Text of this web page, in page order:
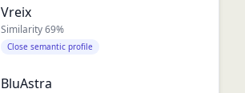
Vreix
Similarity69%
Close semantic profile
BluAstra